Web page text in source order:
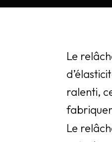
Le
ralenti,
Le